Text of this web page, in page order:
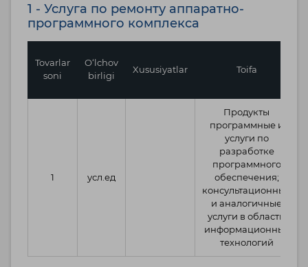
1 - Услуга по ремонту аппаратно-
программного комплекса
Tovarlar
soni
O‘lchov
birligi
Xususiyatlar Toifa
1 усл.ед
Продукты
программные и
услуги по
разработке
программного
обеспечения;
консультационные
и аналогичные
услуги в области
информационных
технологий